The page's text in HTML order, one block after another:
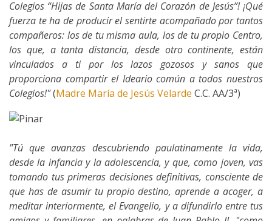
Colegios “Hijas de Santa María del Corazón de Jesús”! ¡Qué
fuerza te ha de producir el sentirte acompañado por tantos
compañeros: los de tu misma aula, los de tu propio Centro,
los que, a tanta distancia, desde otro continente, están
vinculados a ti por los lazos gozosos y sanos que
proporciona compartir el Ideario común a todos nuestros
Colegios!"(Madre María de Jesús Velarde C.C. AA/3ª)
"Tú que avanzas descubriendo paulatinamente la vida,
desde la infancia y la adolescencia, y que, como joven, vas
tomando tus primeras decisiones definitivas, consciente de
que has de asumir tu propio destino, aprende a acoger, a
meditar interiormente, el Evangelio, y a difundirlo entre tus